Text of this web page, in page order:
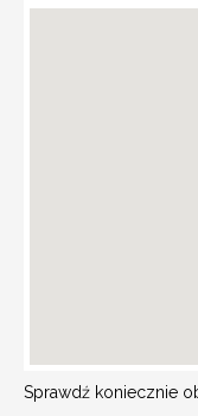
Sprawdź koniecznie